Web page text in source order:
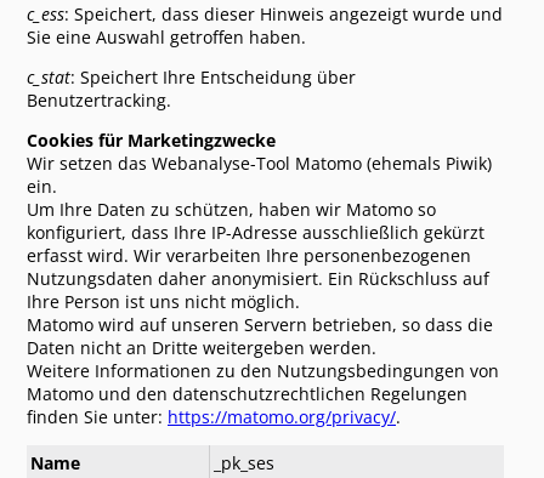
Dinner-Krimis in der Schweiz
AUFTRITTSTERMINE
Tickets kaufen
Online-Tickets Dinner-Krimi Freiburg
Online-Tickets Dinner-Krimi Glattfelden
Eintrittspreise
IMPRO-THEATER
Impro-Comedy-Show
Ablauf
Technische Anforderungen
Theatersport
Impro-Krimi
Gemischtes Doppel: Schauspiel und Chor
Technische Anforderungen
c_ess: Speichert, dass dieser Hinweis angezeigt wurde und
Sie eine Auswahl getroffen haben.
c_stat: Speichert Ihre Entscheidung über
Benutzertracking.
Cookies für Marketingzwecke
Wir setzen das Webanalyse-Tool Matomo (ehemals Piwik)
ein.
Um Ihre Daten zu schützen, haben wir Matomo so
konfiguriert, dass Ihre IP-Adresse ausschließlich gekürzt
erfasst wird. Wir verarbeiten Ihre personenbezogenen
Nutzungsdaten daher anonymisiert. Ein Rückschluss auf
Ihre Person ist uns nicht möglich.
Matomo wird auf unseren Servern betrieben, so dass die
Daten nicht an Dritte weitergeben werden.
Weitere Informationen zu den Nutzungsbedingungen von
Matomo und den datenschutzrechtlichen Regelungen
finden Sie unter: https://matomo.org/privacy/.
Name
_pk_ses